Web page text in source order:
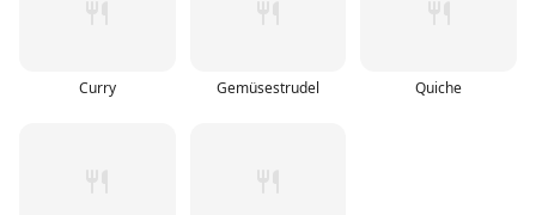
Curry Gemüsestrudel Quiche